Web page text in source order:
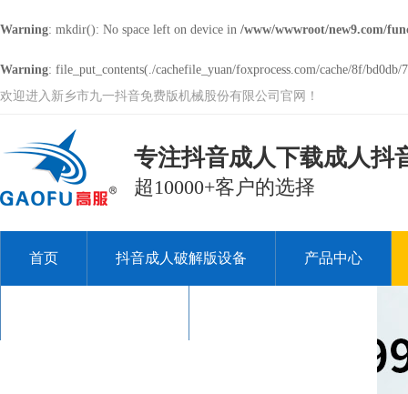
Warning: mkdir(): No space left on device in /www/wwwroot/new9.com/
Warning: file_put_contents(./cachefile_yuan/foxprocess.com/cache/8f/
欢迎进入新乡市九一抖音免费版机械股份有限公司官网！
专注抖音成人下载成人抖
超10000+客户的选择
首页 抖音成人破解版设备 产品中心